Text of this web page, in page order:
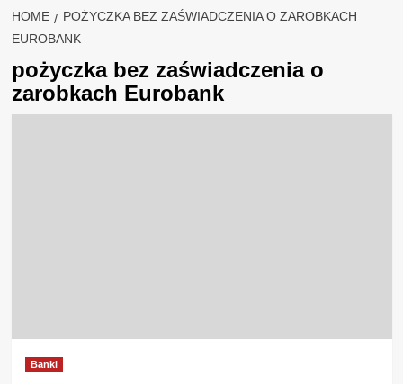
HOME
POŻYCZKA BEZ ZAŚWIADCZENIA O ZAROBKACH
EUROBANK
pożyczka bez zaświadczenia o
zarobkach Eurobank
Banki